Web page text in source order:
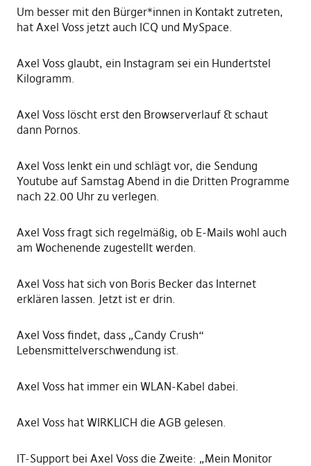
Um besser mit den Bürger*innen in Kontakt zutreten,
hat Axel Voss jetzt auch ICQ und MySpace.
Axel Voss glaubt, ein Instagram sei ein Hundertstel
Kilogramm.
Axel Voss löscht erst den Browserverlauf & schaut
dann Pornos.
Axel Voss lenkt ein und schlägt vor, die Sendung
Youtube auf Samstag Abend in die Dritten Programme
nach 22.00 Uhr zu verlegen.
Axel Voss fragt sich regelmäßig, ob E-Mails wohl auch
am Wochenende zugestellt werden.
Axel Voss hat sich von Boris Becker das Internet
erklären lassen. Jetzt ist er drin.
Axel Voss findet, dass „Candy Crush“
Lebensmittelverschwendung ist.
Axel Voss hat immer ein WLAN-Kabel dabei.
Axel Voss hat WIRKLICH die AGB gelesen.
IT-Support bei Axel Voss die Zweite: „Mein Monitor